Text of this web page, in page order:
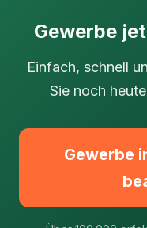
Gewerbe
Einfach, schnell
Sie noch
Gewerbe